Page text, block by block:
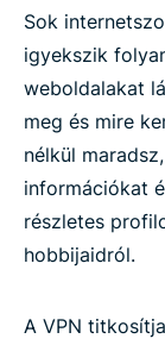
Sok
igyekszik
weboldalakat
meg és mire
nélkül
információkat
részletes
hobbijaidról.
A VPN